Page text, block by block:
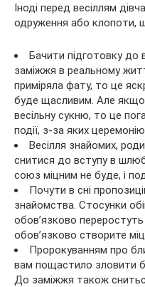
Іноді перед весіллям
одруження або клопоти,
Бачити підготовку до
заміжжя в реальному
приміряла фату, то це
буде щасливим. Але
весільну сукню, то це
події, з-за яких
Весілля знайомих,
снитися до вступу в
союз міцним не буде, і
Почути в сні
знайомства. Стосунки
обов’язково
обов’язково створите
Пророкуванням про
вам пощастило зловити
До заміжжя також